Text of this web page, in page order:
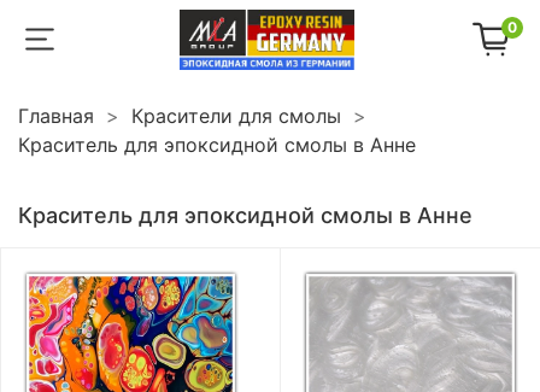
0
Главная
Красители для смолы
Краситель для эпоксидной смолы в Анне
Краситель для эпоксидной смолы в Анне